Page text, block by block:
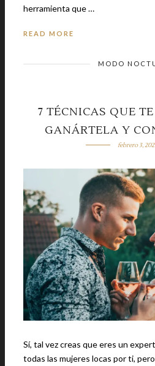
herramienta que …
READ MORE
MODO
7 TÉCNICAS QUE
GANÁRTELA Y
febrero 3,
Sí, tal vez creas que eres un
todas las mujeres locas por ti,